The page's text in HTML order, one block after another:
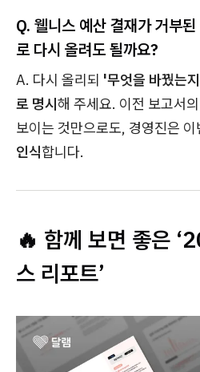
Q. 웰니스 예산 결재가 거부
로 다시 올려도 될까요?
A. 다시 올리되 '무엇을 바꿨는
로 명시해 주세요. 이전 보고서
보이는 것만으로도, 경영진은
인식합니다.
🔥 함께 보면 좋은
스 리포트’